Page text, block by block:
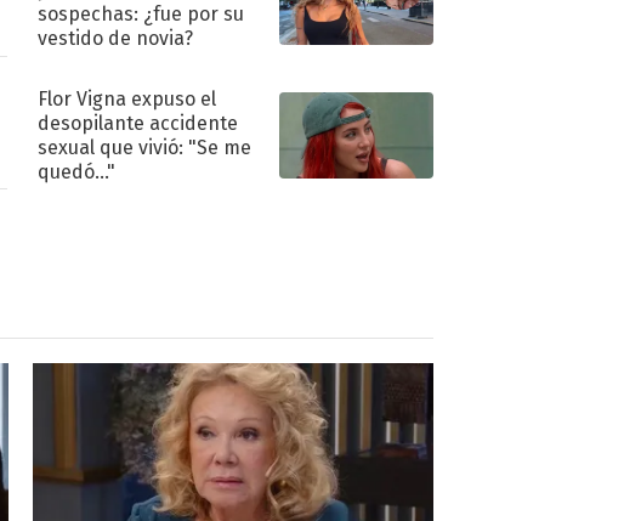
sospechas: ¿fue por su
vestido de novia?
Flor Vigna expuso el
desopilante accidente
sexual que vivió: "Se me
quedó..."